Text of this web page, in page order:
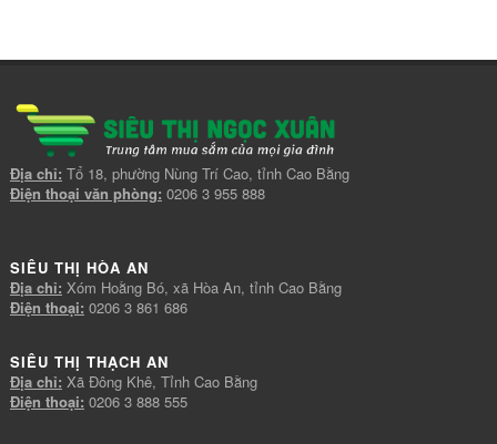
Địa chỉ: Tổ 18, phường Nùng Trí Cao, tỉnh Cao Bằng
Điện thoại văn phòng: 0206 3 955 888
SIÊU THỊ HÒA AN
Địa chỉ: Xóm Hoằng Bó, xã Hòa An, tỉnh Cao Bằng
Điện thoại: 0206 3 861 686
SIÊU THỊ THẠCH AN
Địa chỉ: Xã Đông Khê, Tỉnh Cao Bằng
Điện thoại: 0206 3 888 555